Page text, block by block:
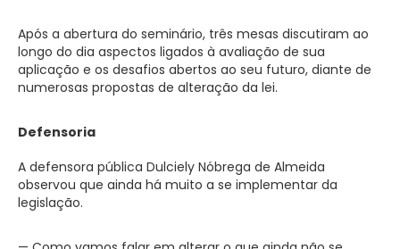
Após a abertura do seminário, três mesas discutiram ao
longo do dia aspectos ligados à avaliação de sua
aplicação e os desafios abertos ao seu futuro, diante de
numerosas propostas de alteração da lei.
Defensoria
A defensora pública Dulciely Nóbrega de Almeida
observou que ainda há muito a se implementar da
legislação.